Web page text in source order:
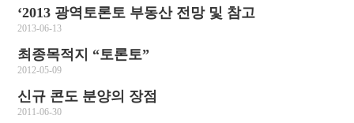
‘2013 광역토론토 부동산 전망 및 참고
2013-06-13
최종목적지 “토론토”
2012-05-09
신규 콘도 분양의 장점
2011-06-30